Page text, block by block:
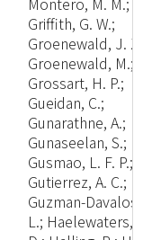
Griffith, G. W.;
Groenewald, J.
Groenewald, M.;
Grossart, H. P.;
Gueidan, C.;
Gunarathne, A.;
Gunaseelan, S.;
Gusmao, L. F. P.;
Gutierrez, A. C.;
Guzman-Davalos,
L.; Haelewaters,